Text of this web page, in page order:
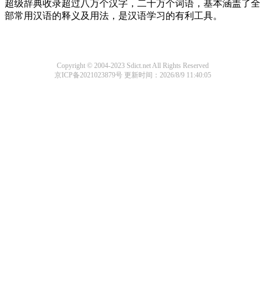
超级辞典收录超过八万个汉字，二十万个词语，基本涵盖了全
部常用汉语的释义及用法，是汉语学习的有利工具。
Copyright © 2004-2023 Sdict.net All Rights Reserved
京ICP备2021023879号更新时间：2026/8/9 11:40:05